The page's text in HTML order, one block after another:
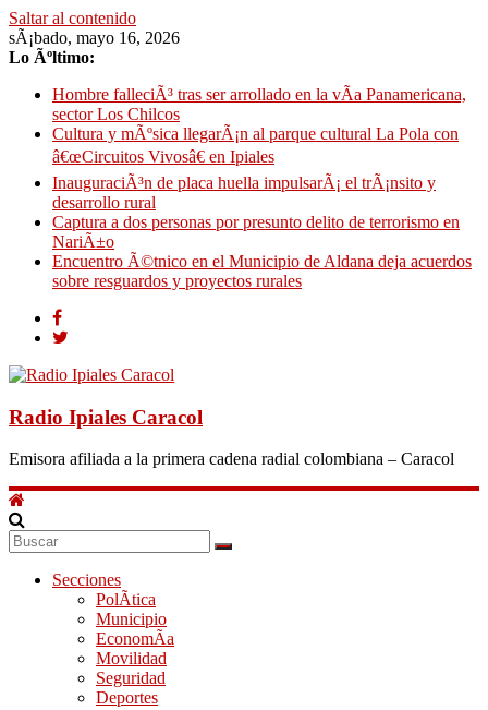
Saltar al contenido
sÃ¡bado, mayo 16, 2026
Lo Ãºltimo:
Hombre falleciÃ³ tras ser arrollado en la vÃ­a Panamericana,
sector Los Chilcos
Cultura y mÃºsica llegarÃ¡n al parque cultural La Pola con
â€œCircuitos Vivosâ€ en Ipiales
InauguraciÃ³n de placa huella impulsarÃ¡ el trÃ¡nsito y
desarrollo rural
Captura a dos personas por presunto delito de terrorismo en
NariÃ±o
Encuentro Ã©tnico en el Municipio de Aldana deja acuerdos
sobre resguardos y proyectos rurales
Radio Ipiales Caracol
Emisora afiliada a la primera cadena radial colombiana – Caracol
Secciones
PolÃ­tica
Municipio
EconomÃ­a
Movilidad
Seguridad
Deportes